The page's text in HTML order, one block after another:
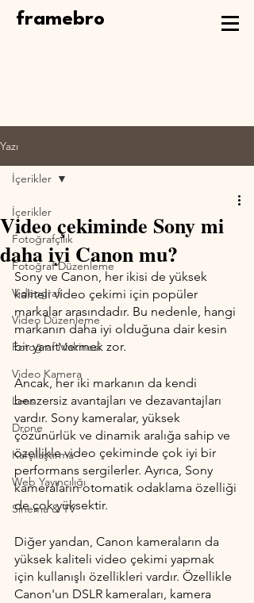
framebro
Yazı
İçerikler
Fotoğrafçılık
Fotoğraf Düzenleme
Videografi
Video Düzenleme
Fotoğraf Makinesi
Video Kamera
Lens
Drone
Karşılaştırma
Web Yayıncılığı
Sinema & TV
İçerikler
Video çekiminde Sony mi
daha iyi Canon mu?
Sony ve Canon, her ikisi de yüksek
kaliteli video çekimi için popüler
markalar arasındadır. Bu nedenle, hangi
markanın daha iyi olduğuna dair kesin
bir yanıt vermek zor.
Ancak, her iki markanın da kendi
benzersiz avantajları ve dezavantajları
vardır. Sony kameralar, yüksek
çözünürlük ve dinamik aralığa sahip ve
özellikle video çekiminde çok iyi bir
performans sergilerler. Ayrıca, Sony
kameraların otomatik odaklama özelliği
de çok yüksektir.
Diğer yandan, Canon kameraların da
yüksek kaliteli video çekimi yapmak
için kullanışlı özellikleri vardır. Özellikle
Canon'un DSLR kameraları, kamera